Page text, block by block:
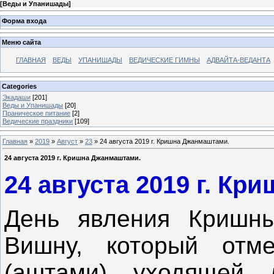
[Веды и Упанишады]
Форма входа
Меню сайта
ГЛАВНАЯ ВЕДЫ УПАНИШАДЫ ВЕДИЧЕСКИЕ ГИМНЫ АДВАЙТА-ВЕДАНТА
Categories
Экадаши [201]
Веды и Упанишады [20]
Праническое питание [2]
Ведические праздники [109]
Главная » 2019 » Август » 23 » 24 августа 2019 г. Кришна Джанмаштами.
24 августа 2019 г. Кришна Джанмаштами.
24 августа 2019 г.
День явления
Вишну, который